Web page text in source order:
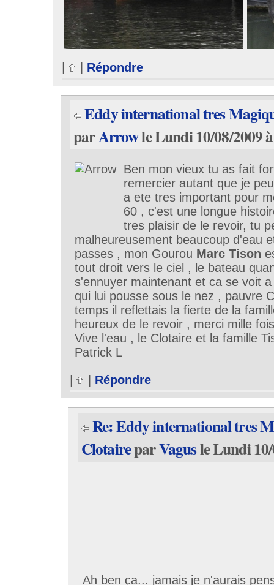
| Répondre
Eddy international tres
parArrowle Lundi 10/08/2009
Ben mon vieux tu as fait
remercier autant que je
a ete tres important pour
60 , c'est une longue
tres plaisir de le revoir, tu
malheureusement beaucoup d'eau
passes , mon Gourou Marc Tison
tout droit vers le ciel , le bateau
s'ennuyer maintenant et ca se voit
qui lui pousse sous le nez , pauvre
temps il reflettais la fierte de la
heureux de le revoir , merci mille
Vive l'eau , le Clotaire et la famille
Patrick L
Répondre
Re: Eddy international tres
ClotaireparVagusle Lundi
Ah ben ça... jamais je n'aurais